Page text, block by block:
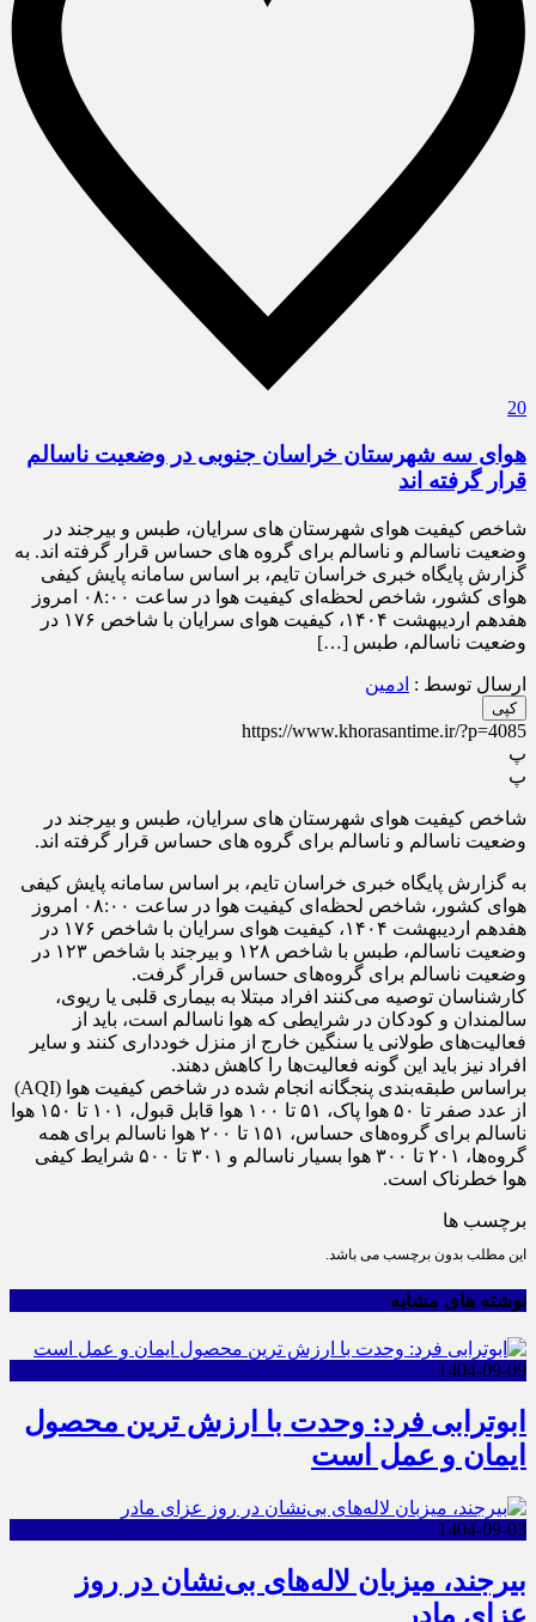
20
هوای سه شهرستان خراسان جنوبی در وضعیت ناسالم
قرار گرفته اند
شاخص کیفیت هوای شهرستان های سرایان، طبس و بیرجند در
وضعیت ناسالم و ناسالم برای گروه های حساس قرار گرفته اند. به
گزارش پایگاه خبری خراسان تایم، بر اساس سامانه پایش کیفی
هوای کشور، شاخص لحظه‌ای کیفیت هوا در ساعت ۰۸:۰۰ امروز
هفدهم اردیبهشت ۱۴۰۴، کیفیت هوای سرایان با شاخص ۱۷۶ در
وضعیت ناسالم، طبس […]
ارسال توسط : ادمین
کپی
https://www.khorasantime.ir/?p=4085
پ
پ
شاخص کیفیت هوای شهرستان های سرایان، طبس و بیرجند در
وضعیت ناسالم و ناسالم برای گروه های حساس قرار گرفته اند.
به گزارش پایگاه خبری خراسان تایم، بر اساس سامانه پایش کیفی
هوای کشور، شاخص لحظه‌ای کیفیت هوا در ساعت ۰۸:۰۰ امروز
هفدهم اردیبهشت ۱۴۰۴، کیفیت هوای سرایان با شاخص ۱۷۶ در
وضعیت ناسالم، طبس با شاخص ۱۲۸ و بیرجند با شاخص ۱۲۳ در
وضعیت ناسالم برای گروه‌های حساس قرار گرفت.
کارشناسان توصیه می‌کنند افراد مبتلا به بیماری قلبی یا ریوی،
سالمندان و کودکان در شرایطی که هوا ناسالم است، باید از
فعالیت‌های طولانی یا سنگین خارج از منزل خودداری کنند و سایر
افراد نیز باید این گونه فعالیت‌ها را کاهش دهند.
براساس طبقه‌بندی پنجگانه انجام شده در شاخص کیفیت هوا (AQI)
از عدد صفر تا ۵۰ هوا پاک، ۵۱ تا ۱۰۰ هوا قابل قبول، ۱۰۱ تا ۱۵۰ هوا
ناسالم برای گروه‌های حساس، ۱۵۱ تا ۲۰۰ هوا ناسالم برای همه
گروه‌ها، ۲۰۱ تا ۳۰۰ هوا بسیار ناسالم و ۳۰۱ تا ۵۰۰ شرایط کیفی
هوا خطرناک است.
برچسب ها
این مطلب بدون برچسب می باشد.
نوشته های مشابه
1404-09-09
ابوترابی فرد: وحدت با ارزش ترین محصول
ایمان و عمل است
1404-09-03
بیرجند، میزبان لاله‌های بی‌نشان در روز
عزای مادر